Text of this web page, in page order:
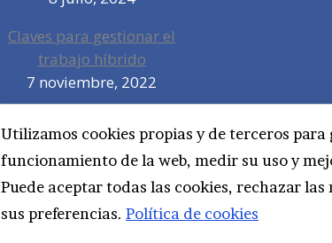
Claves para gestionar el
trabajo híbrido
7 noviembre, 2022
educación
3 septiembre, 2019
Utilizamos cookies propias y de terceros para
funcionamiento de la web, medir su uso y
Puede aceptar todas las cookies, rechazar
sus preferencias. Política de cookies